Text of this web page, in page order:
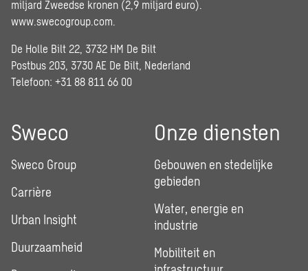
miljard Zweedse kronen (2,9 miljard euro).
www.swecogroup.com
De Holle Bilt 22, 3732 HM De Bilt
Postbus 203, 3730 AE De Bilt, Nederland
Telefoon: +31 88 811 66 00
Sweco
Sweco Group
Carrière
Urban Insight
Duurzaamheid
Onze diensten
Gebouwen en stedelijke
gebieden
Water, energie en
industrie
Mobiliteit en